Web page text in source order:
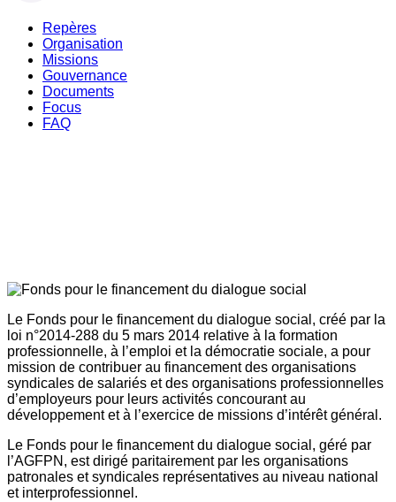
Repères
Organisation
Missions
Gouvernance
Documents
Focus
FAQ
Le Fonds pour le financement du dialogue social, créé par la
loi n°2014-288 du 5 mars 2014 relative à la formation
professionnelle, à l’emploi et la démocratie sociale, a pour
mission de contribuer au financement des organisations
syndicales de salariés et des organisations professionnelles
d’employeurs pour leurs activités concourant au
développement et à l’exercice de missions d’intérêt général.
Le Fonds pour le financement du dialogue social, géré par
l’AGFPN, est dirigé paritairement par les organisations
patronales et syndicales représentatives au niveau national
et interprofessionnel.